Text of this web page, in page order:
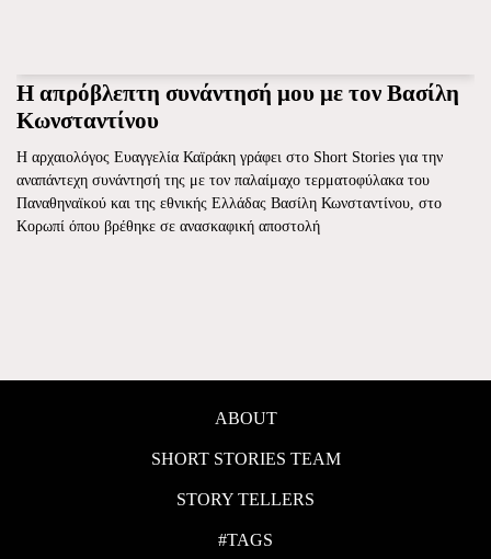
Η απρόβλεπτη συνάντησή μου με τον Βασίλη
Κωνσταντίνου
Η αρχαιολόγος Ευαγγελία Καϊράκη γράφει στο Short Stories για την
αναπάντεχη συνάντησή της με τον παλαίμαχο τερματοφύλακα του
Παναθηναϊκού και της εθνικής Ελλάδας Βασίλη Κωνσταντίνου, στο
Κορωπί όπου βρέθηκε σε ανασκαφική αποστολή
ABOUT
SHORT STORIES TEAM
STORY TELLERS
#TAGS